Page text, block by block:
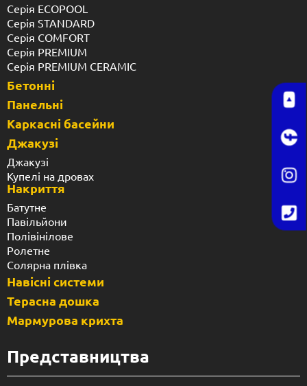
Серія ECOPOOL
Серія STANDARD
Серія COMFORT
Серія PREMIUM
Серія PREMIUM CERAMIC
Бетонні
Панельні
Каркасні басейни
Джакузі
Джакузі
Купелі на дровах
Накриття
Батутне
Павільйони
Полівінілове
Ролетне
Солярна плівка
Навісні системи
Терасна дошка
Мармурова крихта
Представництва